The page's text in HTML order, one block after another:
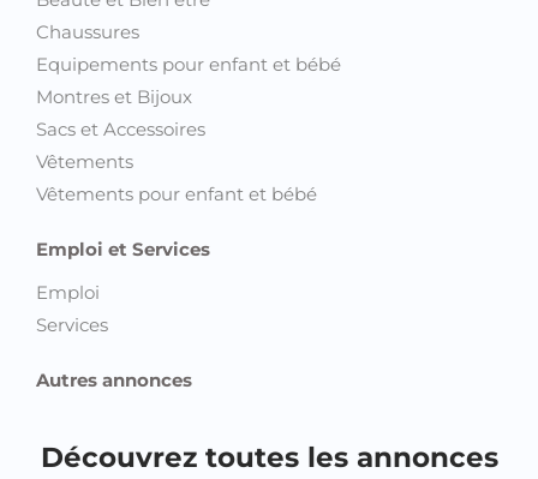
Chaussures
Equipements pour enfant et bébé
Montres et Bijoux
Sacs et Accessoires
Vêtements
Vêtements pour enfant et bébé
Emploi et Services
Emploi
Services
Autres annonces
Découvrez toutes les annonces